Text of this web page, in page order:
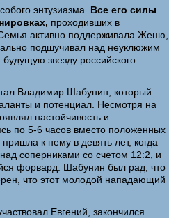
энтузиазма. Все его силы
проходивших в
активно поддерживала Женю,
подшучивал над неуклюжим
звезду российского
Владимир Шабунин, который
и потенциал. Несмотря на
настойчивость и
по 5-6 часов вместо положенных
к нему в девять лет, когда
соперниками со счетом 12:2, и
форвард. Шабунин был рад, что
что этот молодой нападающий
Евгений, закончился